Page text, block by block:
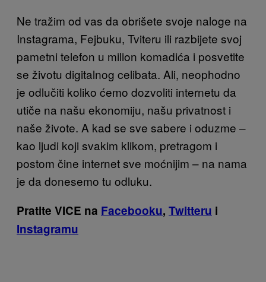
Ne tražim od vas da obrišete svoje naloge na
Instagrama, Fejbuku, Tviteru ili razbijete svoj
pametni telefon u milion komadića i posvetite
se životu digitalnog celibata. Ali, neophodno
je odlučiti koliko ćemo dozvoliti internetu da
utiče na našu ekonomiju, našu privatnost i
naše živote. A kad se sve sabere i oduzme –
kao ljudi koji svakim klikom, pretragom i
postom čine internet sve moćnijim – na nama
je da donesemo tu odluku.
Pratite VICE na Facebooku, Twitteru i
Instagramu